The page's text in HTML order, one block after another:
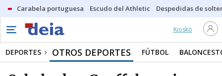
Carabela portuguesa Escudo del Athletic Despedidas de
Kiosko
DEPORTES OTROS DEPORTES FÚTBOL